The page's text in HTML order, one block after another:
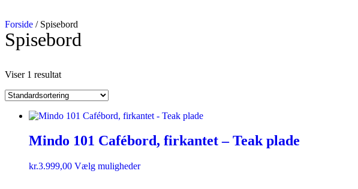
Forside / Spisebord
Spisebord
Viser 1 resultat
Mindo 101 Cafébord, firkantet – Teak plade
kr.3.999,00 Vælg muligheder